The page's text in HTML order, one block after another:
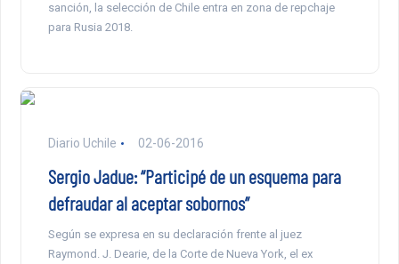
sanción, la selección de Chile entra en zona de repchaje
para Rusia 2018.
Diario Uchile 02-06-2016
Sergio Jadue: “Participé de un esquema para
defraudar al aceptar sobornos”
Según se expresa en su declaración frente al juez
Raymond. J. Dearie, de la Corte de Nueva York, el ex